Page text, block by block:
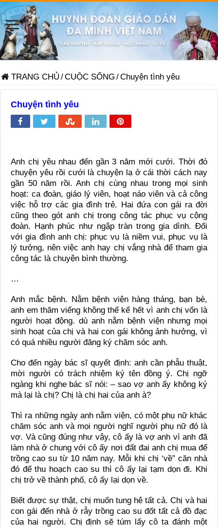
TRANG CHỦ /CUỘC SỐNG /Chuyện tình yêu
Chuyện tình yêu
Anh chị yêu nhau đến gần 3 năm mới cưới. Thời đó
chuyện yêu rồi cưới là chuyện lạ ở cái thời cách nay
gần 50 năm rồi. Anh chị cùng nhau trong mọi sinh
hoạt: ca đoàn, giáo lý viên, hoạt náo viên và cả công
việc hỗ trợ các gia đình trẻ. Hai đứa con gái ra đời
cũng theo gót anh chị trong công tác phục vụ cộng
đoàn. Hạnh phúc như ngập tràn trong gia dình. Đối
với gia đình anh chị: phục vụ là niềm vui, phục vụ là
lý tưởng, nên việc anh hay chị vắng nhà để tham gia
công tác là chuyện bình thường.
…
Anh mắc bệnh. Nằm bệnh viện hàng tháng, bạn bè,
anh em thăm viếng không thể kể hết vì anh chị vốn là
người hoạt động. dù anh nằm bệnh viện nhưng mọi
sinh hoạt của chị và hai con gái không ảnh hưởng, vì
có quá nhiều người đăng ký chăm sóc anh.
Cho đến ngày bác sĩ quyết định: anh cần phẫu thuật,
mời người có trách nhiệm ký tên đồng ý. Chị ngỡ
ngàng khi nghe bác sĩ nói: – sao vợ anh ấy không ký
mà lại là chị? Chị là chị hai của anh à?
Thì ra những ngày anh nằm viện, có một phụ nữ khác
chăm sóc anh và mọi người nghĩ người phụ nữ đó là
vợ. Và cũng đúng như vậy, cô ấy là vợ anh vì anh đã
làm nhà ở chung với cô ấy nơi đất đai anh chị mua để
trồng cao su từ 10 năm nay. Mỗi khi chị ‘về” căn nhà
đó để thu hoạch cao su thì cô ấy lại tạm dọn đi. Khi
chị trở về thành phố, cô ấy lại dọn về.
Biết được sự thật, chị muốn tung hê tất cả. Chị và hai
con gái đến nhà ở rẫy trồng cao su đốt tất cả đồ đạc
của hai người. Chị định sẽ túm lấy cô ta đánh một